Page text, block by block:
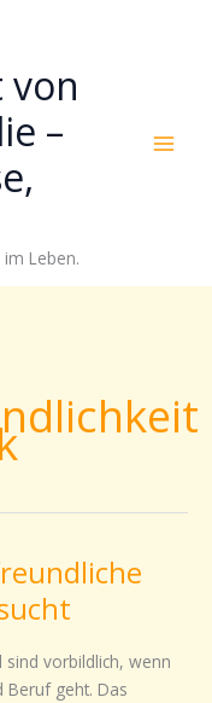
–
Leben.
sind vorbildlich, wenn
Beruf geht. Das